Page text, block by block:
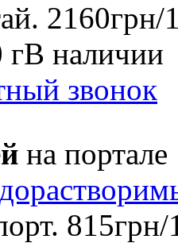
2160грн/
гВ наличии
звонок
на портале
815грн/